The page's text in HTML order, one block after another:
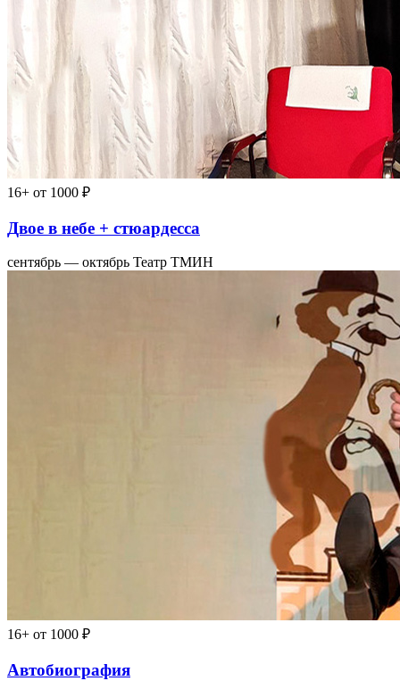
16+ от 1000 ₽
Двое в небе + стюардесса
сентябрь — октябрь Театр ТМИН
16+ от 1000 ₽
Автобиография